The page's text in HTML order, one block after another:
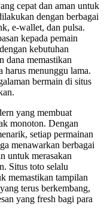
cepat dan aman untuk
dengan berbagai
e-wallet, dan pulsa.
kepada pemain
kebutuhan
dana memastikan
harus menunggu lama.
bermain di situs
yang membuat
monoton. Dengan
setiap permainan
menawarkan berbagai
untuk merasakan
Situs toto selalu
memastikan tampilan
terus berkembang,
yang fresh bagi para